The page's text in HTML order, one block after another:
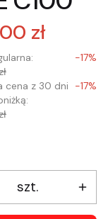
zł
-17%
cena z 30 dni
-17%
szt.